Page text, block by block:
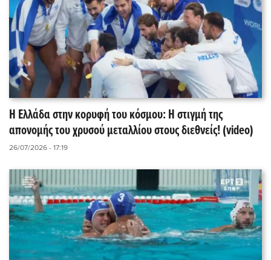
Η Ελλάδα στην κορυφή του κόσμου: Η στιγμή της
απονομής του χρυσού μεταλλίου στους διεθνείς! (video)
26/07/2026 - 17:19